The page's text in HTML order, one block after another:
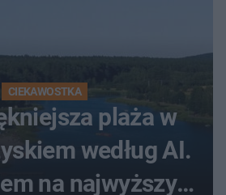
CIEKAWOSTKA
plaża w
według AI.
na najwyższy